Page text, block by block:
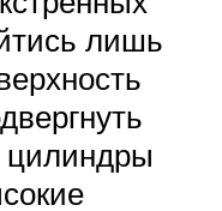
лишь
цилиндры